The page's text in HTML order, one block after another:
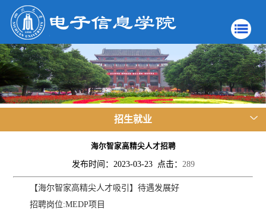
招生就业
海尔智家高精尖人才招聘
发布时间：2023-03-23 点击： 289
【海尔智家高精尖人才吸引】待遇发展好
招聘岗位:MEDP项目